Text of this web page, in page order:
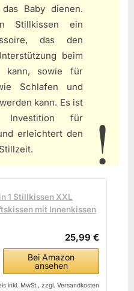
Baby dienen.
Stillkissen ein
das den
beim
kann, sowie für
Schlafen und
kann. Es ist
Investition für
erleichtert den
1 Stillkissen XXL
mit Innenkissen
25,99 €
Bei Amazon
ansehen
inkl. MwSt., zzgl. Versandkosten